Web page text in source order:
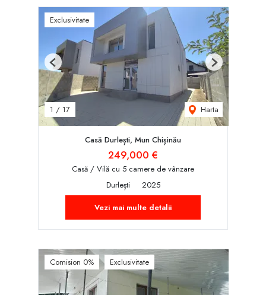
Exclusivitate
1 / 17 Harta
Previous Next
Casă Durlești, Mun Chișinău
249,000 €
Casă / Vilă cu 5 camere de vânzare
Durlești
2025
Vezi mai multe detalii
Comision 0% Exclusivitate